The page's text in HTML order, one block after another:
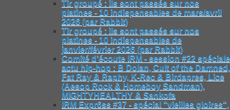
Tir groupé : ils sont passés sur nos
platines - 10 indispensables de mars/avril
2026 (par Rabbit)
Tir groupé : ils sont passés sur nos
platines - 10 indispensables de
janvier/février 2026 (par Rabbit)
Comité d’écoute IRM - session #22 spéciale
actu hip-hop : B Dolan, Cult of the Damned,
Fat Ray & Raphy, K-Rec & Birdapres, Lice
(Aesop Rock & Homeboy Sandman),
MIGHTYHEALTHY & Sankofa
IRM Expr6ss #37 - spécial "vieilles gloires",